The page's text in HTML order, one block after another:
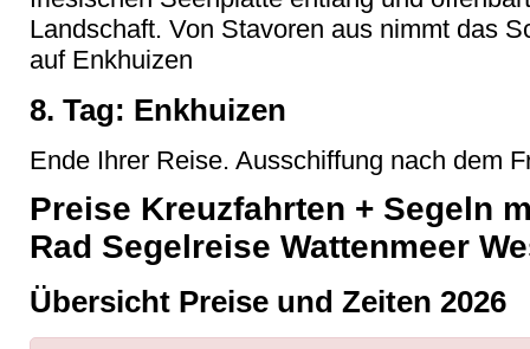
Landschaft. Von Stavoren aus nimmt das
auf Enkhuizen
8. Tag: Enkhuizen
Ende Ihrer Reise. Ausschiffung nach dem
Preise Kreuzfahrten + Segeln
Rad Segelreise Wattenmeer
Übersicht Preise und Zeiten 2026